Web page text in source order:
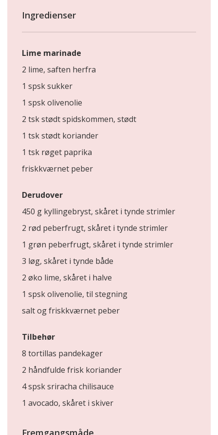
Ingredienser
Lime marinade
2 lime, saften herfra
1 spsk sukker
1 spsk olivenolie
2 tsk stødt spidskommen, stødt
1 tsk stødt koriander
1 tsk røget paprika
friskkværnet peber
Derudover
450 g kyllingebryst, skåret i tynde strimler
2 rød peberfrugt, skåret i tynde strimler
1 grøn peberfrugt, skåret i tynde strimler
3 løg, skåret i tynde både
2 øko lime, skåret i halve
1 spsk olivenolie, til stegning
salt og friskkværnet peber
Tilbehør
8 tortillas pandekager
2 håndfulde frisk koriander
4 spsk sriracha chilisauce
1 avocado, skåret i skiver
Fremgangsmåde